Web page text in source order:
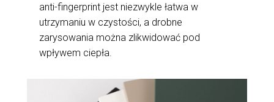
anti-fingerprint jest niezwykle łatwa w
utrzymaniu w czystości, a drobne
zarysowania można zlikwidować pod
wpływem ciepła.